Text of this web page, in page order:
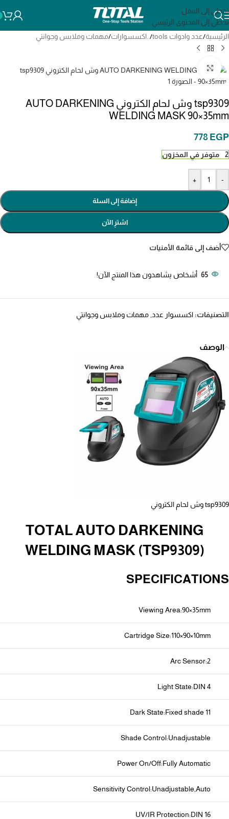
تخطي إلى التنقل
تخطي إلى المحتوى الرئيسي
الرئيسية/عدد وادوات tools / ..اكسسوارات/مهمات وملابس وجوانتي
انقر للتكبير
tsp9309 وش لحام الكتروني AUTO DARKENING
WELDING MASK 90×35mm
778 EGP
2 متوفر في المخزون
-
+
إضافة إلى السلة
اشترِ الآن
أضف إلى قائمة الأمنيات
65 أشخاص يشاهدون هذا المنتج الآن!
التصنيفات: اكسسوار عدد مهمات وملابس وجوانتي
الوصف
tsp9309 وش لحام الكتروني
TOTAL AUTO DARKENING
WELDING MASK (TSP9309)
SPECIFICATIONS
Viewing Area:90×35mm
Cartridge Size:110×90×10mm
Arc Sensor:2
Light State:DIN 4
Dark State:Fixed shade 11
Shade Control:Unadjustable
Power On/Off:Fully Automatic
Sensitivity Control:Unadjustable,Auto
UV/IR Protection:DIN 16